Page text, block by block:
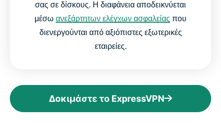
σας σε δίσκους. Η διαφάνεια αποδεικνύεται
μέσω ανεξάρτητων ελέγχων ασφαλείας που
διενεργούνται από αξιόπιστες εξωτερικές
εταιρείες.
Δοκιμάστε το ExpressVPN